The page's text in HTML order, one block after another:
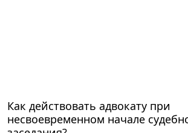
Как действовать адвокату при
несвоевременном начале